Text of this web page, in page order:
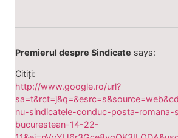
Premierul despre Sindicate says:
Citiți:
http://www.google.ro/url?
nu-sindicatele-conduc-posta-romana-
bucurestean-14-22-